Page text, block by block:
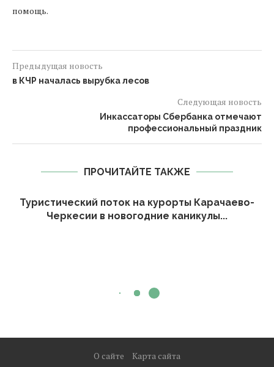
помощь.
Предыдущая новость
в КЧР началась вырубка лесов
Следующая новость
Инкассаторы Сбербанка отмечают
профессиональный праздник
ПРОЧИТАЙТЕ ТАКЖЕ
Туристический поток на курорты Карачаево-
Черкесии в новогодние каникулы...
О сайте
Карта сайта